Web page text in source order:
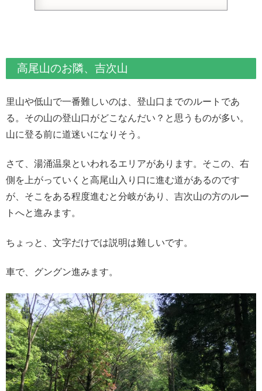
高尾山のお隣、吉次山
里山や低山で一番難しいのは、登山口までのルートであ
る。その山の登山口がどこなんだい？と思うものが多い。
山に登る前に道迷いになりそう。
さて、湯涌温泉といわれるエリアがあります。そこの、右
側を上がっていくと高尾山入り口に進む道があるのです
が、そこをある程度進むと分岐があり、吉次山の方のルー
トへと進みます。
ちょっと、文字だけでは説明は難しいです。
車で、グングン進みます。